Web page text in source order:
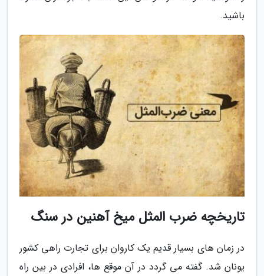
باشید.
تاریخچه ضرب المثل میخ آهنین در سنگ
در زمان های بسیار قدیم یک کاروان برای تجارت راهی کشور
یونان شد. گفته می گردد در آن موقع ها، افرادی در بین راه